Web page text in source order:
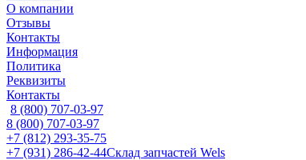
О компании
Отзывы
Контакты
Информация
Политика
Реквизиты
Контакты
8 (800) 707-03-97
8 (800) 707-03-97
+7 (812) 293-35-75
+7 (931) 286-42-44Склад запчастей Wels